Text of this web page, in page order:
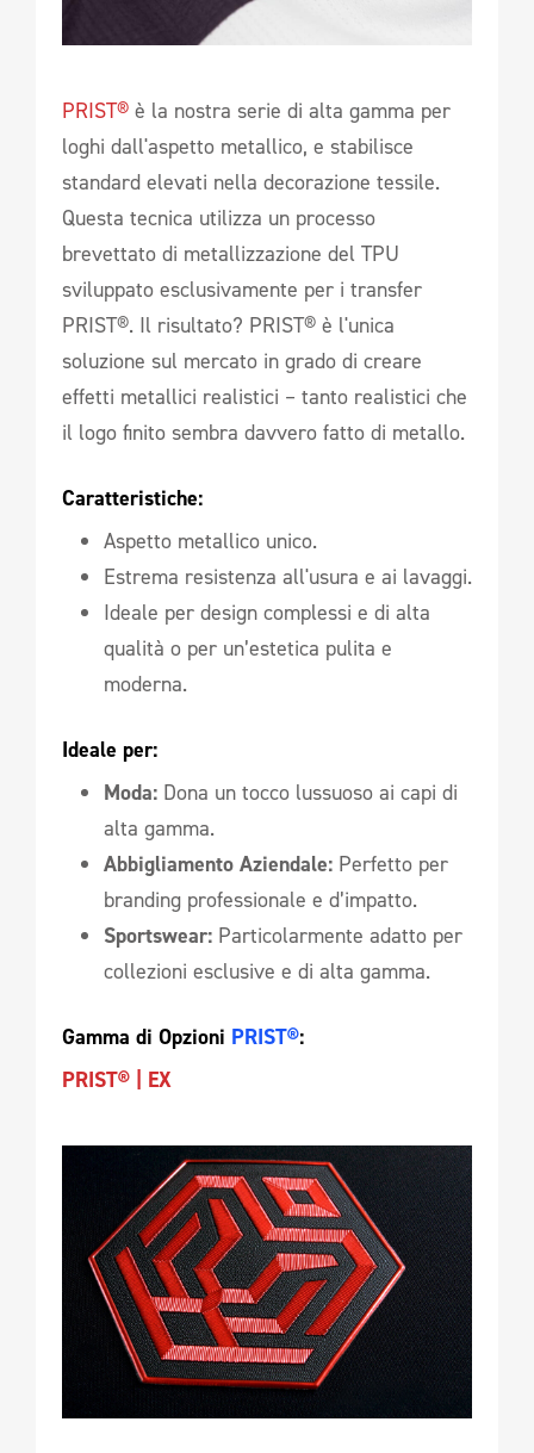
PRIST® è la nostra serie di alta gamma per
loghi dall'aspetto metallico, e stabilisce
standard elevati nella decorazione tessile.
Questa tecnica utilizza un processo
brevettato di metallizzazione del TPU
sviluppato esclusivamente per i transfer
PRIST®. Il risultato? PRIST® è l'unica
soluzione sul mercato in grado di creare
effetti metallici realistici – tanto realistici che
il logo finito sembra davvero fatto di metallo.
Caratteristiche:
Aspetto metallico unico.
Estrema resistenza all'usura e ai lavaggi.
Ideale per design complessi e di alta
qualità o per un’estetica pulita e
moderna.
Ideale per:
Moda: Dona un tocco lussuoso ai capi di
alta gamma.
Abbigliamento Aziendale: Perfetto per
branding professionale e d’impatto.
Sportswear: Particolarmente adatto per
collezioni esclusive e di alta gamma.
Gamma di Opzioni PRIST®:
PRIST® | EX